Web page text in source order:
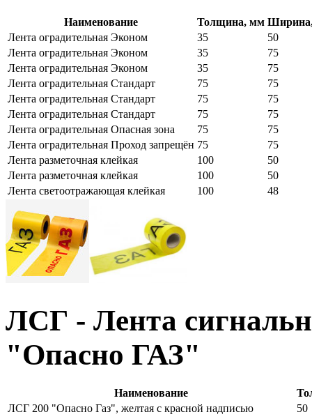
Наименование Толщина, мм
Лента оградительная Эконом
35
50
Лента оградительная Эконом
35
75
Лента оградительная Эконом
35
75
Лента оградительная Стандарт
75
75
Лента оградительная Стандарт
75
75
Лента оградительная Стандарт
75
75
Лента оградительная Опасная зона
75
75
Лента оградительная Проход запрещён 75
75
Лента разметочная клейкая
100
50
Лента разметочная клейкая
100
50
Лента светоотражающая клейкая
100 48
ЛСГ - Лента
"Опасно ГАЗ"
Наименование
ЛСГ 200 "Опасно Газ", желтая с красной надписью
50